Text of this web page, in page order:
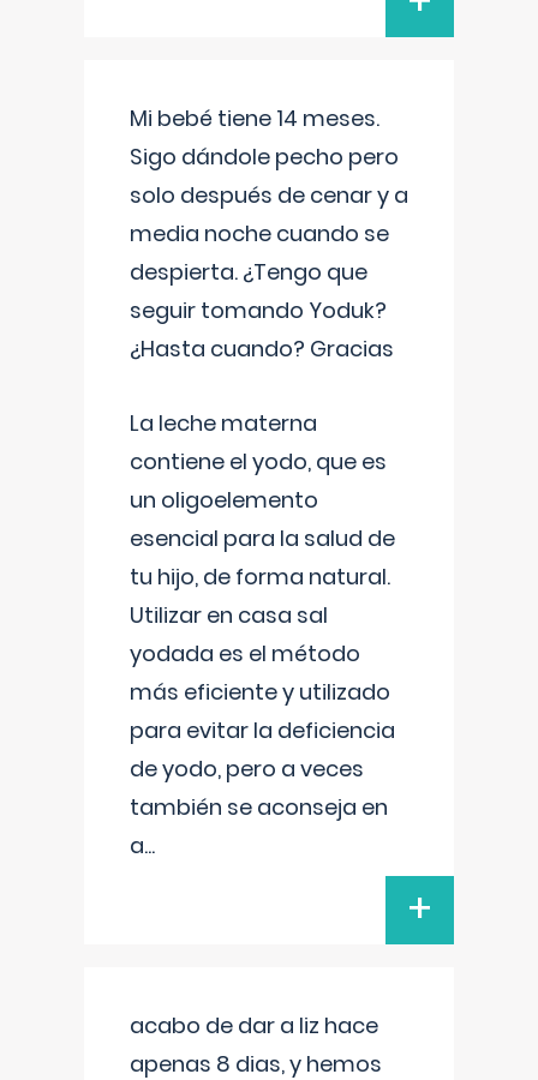
Mi bebé tiene 14 meses.
Sigo dándole pecho pero
solo después de cenar y a
media noche cuando se
despierta. ¿Tengo que
seguir tomando Yoduk?
¿Hasta cuando? Gracias
La leche materna
contiene el yodo, que es
un oligoelemento
esencial para la salud de
tu hijo, de forma natural.
Utilizar en casa sal
yodada es el método
más eficiente y utilizado
para evitar la deficiencia
de yodo, pero a veces
también se aconseja en
a...
+
acabo de dar a liz hace
apenas 8 dias, y hemos